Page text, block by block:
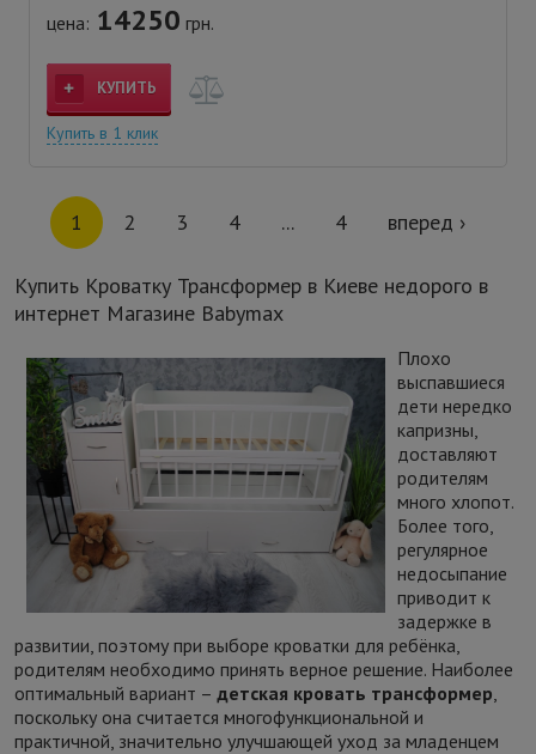
цена: 14250 грн.
КУПИТЬ
Купить в 1 клик
1 2 3 4 ... 4 вперед ›
Купить Кроватку Трансформер в Киеве недорого в
интернет Магазине Babymax
Плохо
выспавшиеся
дети нередко
капризны,
доставляют
родителям
много хлопот.
Более того,
регулярное
недосыпание
приводит к
задержке в
развитии, поэтому при выборе кроватки для ребёнка,
родителям необходимо принять верное решение. Наиболее
оптимальный вариант – детская кровать трансформер
поскольку она считается многофункциональной и
практичной, значительно улучшающей уход за младенцем